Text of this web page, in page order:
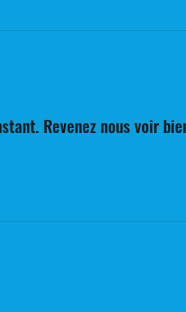
Revenez nous voir